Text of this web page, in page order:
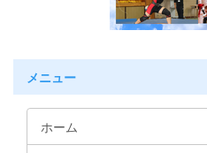
メニュー
ホーム